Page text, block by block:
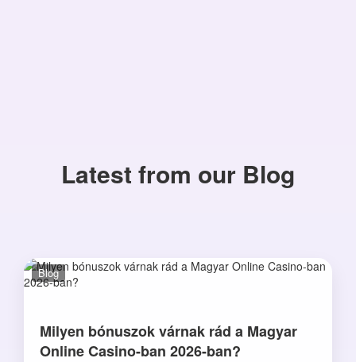
Latest from our Blog
Blog
Milyen bónuszok várnak rád a Magyar
Online Casino-ban 2026-ban?